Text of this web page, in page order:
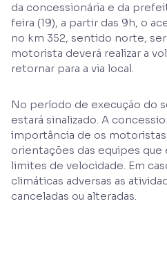
da concessionária e da
feira (19), a partir das 9h, o
no km 352, sentido norte,
motorista deverá realizar a
retornar para a via local.
No período de execução do
estará sinalizado. A
importância de os
orientações das equipes
limites de velocidade. Em
climáticas adversas as
canceladas ou alteradas.